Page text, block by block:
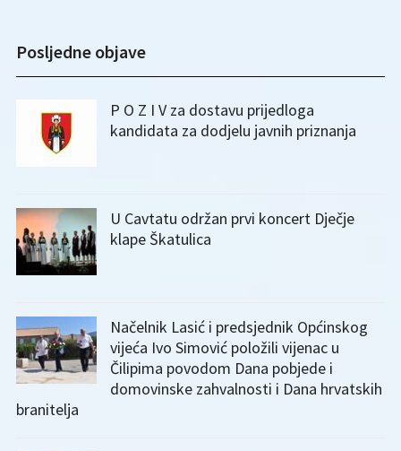
Posljedne objave
P O Z I V za dostavu prijedloga
kandidata za dodjelu javnih priznanja
U Cavtatu održan prvi koncert Dječje
klape Škatulica
Načelnik Lasić i predsjednik Općinskog
vijeća Ivo Simović položili vijenac u
Čilipima povodom Dana pobjede i
domovinske zahvalnosti i Dana hrvatskih
branitelja